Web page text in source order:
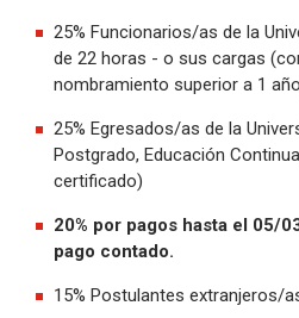
25% Funcionarios/as de la
de 22 horas - o sus cargas
nombramiento superior a 1
25% Egresados/as de la
Postgrado, Educación
certificado)
20% por pagos hasta el 05/
pago contado.
15% Postulantes extranjeros/